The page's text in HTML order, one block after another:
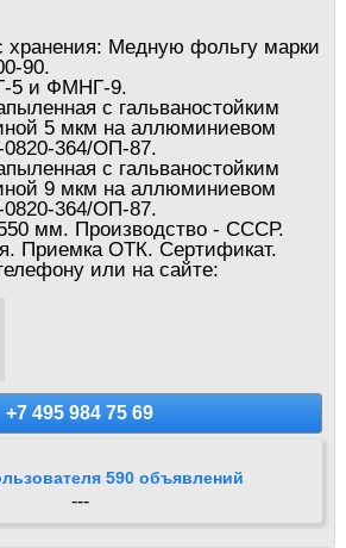
Медную фольгу марки
90.
5 и ФМНГ-9.
с гальваностойким
5 мкм на аллюминиевом
0820-364/ОП-87.
с гальваностойким
9 мкм на аллюминиевом
0820-364/ОП-87.
мм. Производство - СССР.
Приемка ОТК. Сертификат.
или на сайте:
+7 495 984 75 69
590 объявлений
---